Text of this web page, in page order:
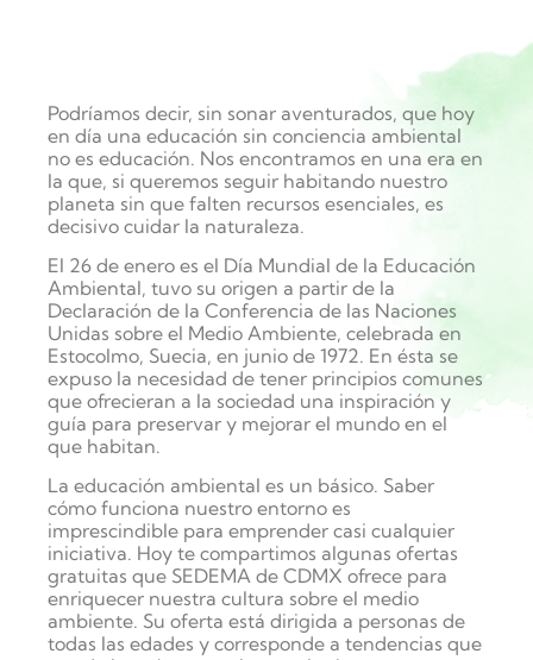
Podríamos decir, sin sonar aventurados, que hoy
en día una educación sin conciencia ambiental
no es educación. Nos encontramos en una era en
la que, si queremos seguir habitando nuestro
planeta sin que falten recursos esenciales, es
decisivo cuidar la naturaleza.
El 26 de enero es el Día Mundial de la Educación
Ambiental, tuvo su origen a partir de la
Declaración de la Conferencia de las Naciones
Unidas sobre el Medio Ambiente, celebrada en
Estocolmo, Suecia, en junio de 1972. En ésta se
expuso la necesidad de tener principios comunes
que ofrecieran a la sociedad una inspiración y
guía para preservar y mejorar el mundo en el
que habitan.
La educación ambiental es un básico. Saber
cómo funciona nuestro entorno es
imprescindible para emprender casi cualquier
iniciativa. Hoy te compartimos algunas ofertas
gratuitas que SEDEMA de CDMX ofrece para
enriquecer nuestra cultura sobre el medio
ambiente. Su oferta está dirigida a personas de
todas las edades y corresponde a tendencias que